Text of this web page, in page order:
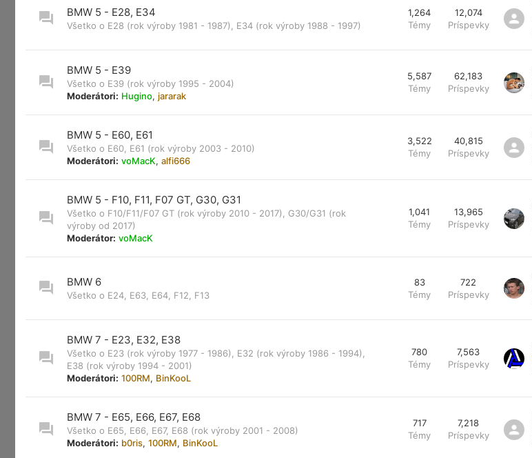
BMW 5 - E28, E34
Všetko o E28 (rok výroby 1981 - 1987), E34 (rok výroby 1988 - 1997)
1,264
Témy
12,074
Príspevky
BMW 5 - E39
Všetko o E39 (rok výroby 1995 - 2004)
Moderátori: Hugino, jararak
5,587
Témy
62,183
Príspevky
BMW 5 - E60, E61
Všetko o E60, E61 (rok výroby 2003 - 2010)
Moderátori: voMacK, alfi666
3,522
Témy
40,815
Príspevky
BMW 5 - F10, F11, F07 GT, G30, G31
Všetko o F10/F11/F07 GT (rok výroby 2010 - 2017), G30/G31 (rok
výroby od 2017)
Moderátor: voMacK
1,041
Témy
13,965
Príspevky
BMW 6
Všetko o E24, E63, E64, F12, F13
83
Témy
722
Príspevky
BMW 7 - E23, E32, E38
Všetko o E23 (rok výroby 1977 - 1986), E32 (rok výroby 1986 - 1994),
E38 (rok výroby 1994 - 2001)
Moderátori: 100RM, BinKooL
780
Témy
7,563
Príspevky
BMW 7 - E65, E66, E67, E68
Všetko o E65, E66, E67, E68 (rok výroby 2001 - 2008)
Moderátori: b0ris, 100RM, BinKooL
717
Témy
7,218
Príspevky